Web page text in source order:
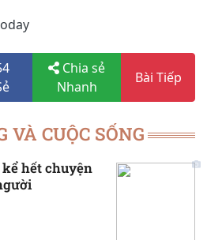
Chia sẻ
Nhanh
Bài Tiếp
VÀ CUỘC SỐNG
hết chuyện